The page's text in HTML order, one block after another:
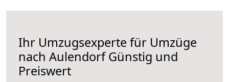
Ihr Umzugsexperte für Umzüge
nach AulendorfGünstig und
Preiswert